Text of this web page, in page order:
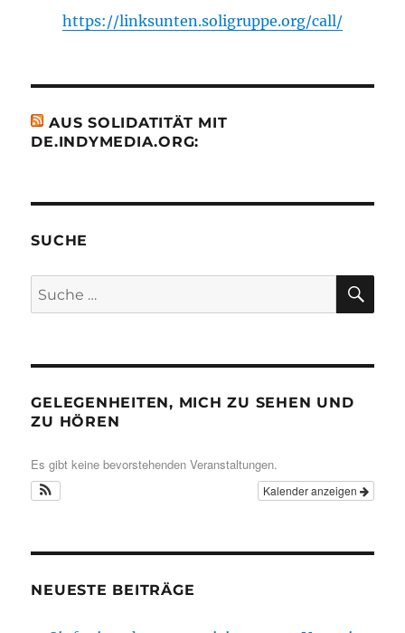
https://linksunten.soligruppe.org/call/
AUS SOLIDATITÄT MIT
DE.INDYMEDIA.ORG:
SUCHE
Suche
nach:
GELEGENHEITEN, MICH ZU SEHEN UND
ZU HÖREN
Es gibt keine bevorstehenden Veranstaltungen.
Kalender anzeigen
NEUESTE BEITRÄGE